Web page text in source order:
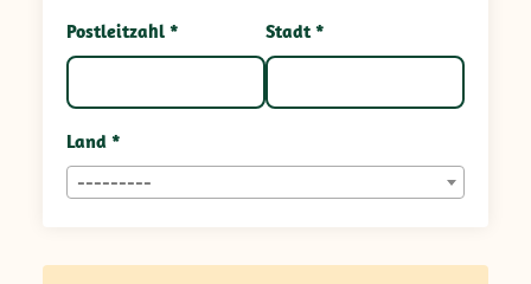
Postleitzahl * Stadt *
Land *
---------